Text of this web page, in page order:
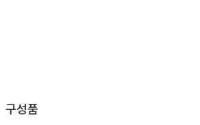
구성품